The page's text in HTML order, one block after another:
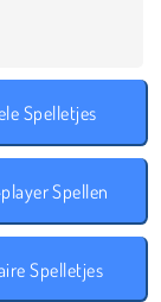
Spelletjes
Spellen
Spelletjes